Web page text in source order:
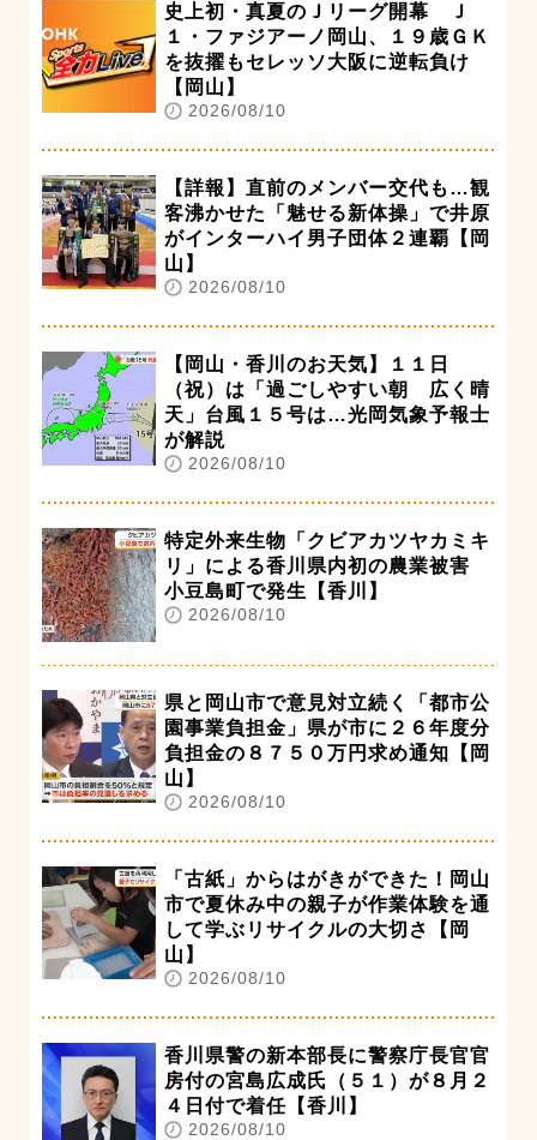
史上初・真夏のＪリーグ開幕 Ｊ
１・ファジアーノ岡山、１９歳ＧＫ
を抜擢もセレッソ大阪に逆転負け
【岡山】
2026/08/10
【詳報】直前のメンバー交代も…観
客沸かせた「魅せる新体操」で井原
がインターハイ男子団体２連覇【岡
山】
2026/08/10
【岡山・香川のお天気】１１日
（祝）は「過ごしやすい朝 広く晴
天」台風１５号は…光岡気象予報士
が解説
2026/08/10
特定外来生物「クビアカツヤカミキ
リ」による香川県内初の農業被害
小豆島町で発生【香川】
2026/08/10
県と岡山市で意見対立続く「都市公
園事業負担金」県が市に２６年度分
負担金の８７５０万円求め通知【岡
山】
2026/08/10
「古紙」からはがきができた！岡山
市で夏休み中の親子が作業体験を通
して学ぶリサイクルの大切さ【岡
山】
2026/08/10
香川県警の新本部長に警察庁長官官
房付の宮島広成氏（５１）が８月２
４日付で着任【香川】
2026/08/10